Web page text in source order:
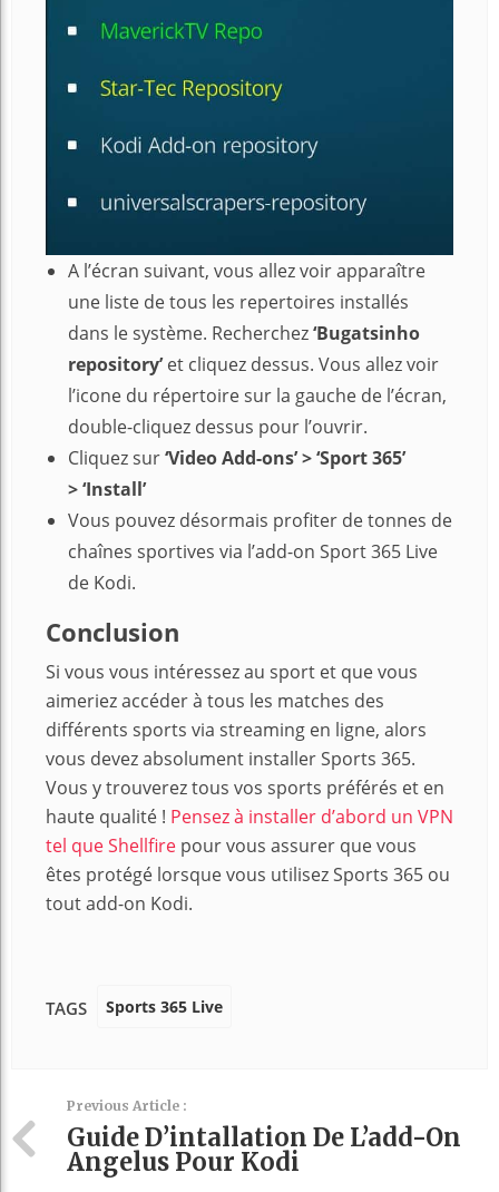
A l’écran suivant, vous allez voir apparaître
une liste de tous les repertoires installés
dans le système. Recherchez‘Bugatsinho
repository’et cliquez dessus. Vous allez voir
l’icone du répertoire sur la gauche de l’écran,
double-cliquez dessus pour l’ouvrir.
Cliquez sur‘Video Add-ons’ > ‘Sport 365’
> ‘Install’
Vous pouvez désormais profiter de tonnes de
chaînes sportives via l’add-on Sport 365 Live
de Kodi.
Conclusion
Si vous vous intéressez au sport et que vous
aimeriez accéder à tous les matches des
différents sports via streaming en ligne, alors
vous devez absolument installer Sports 365.
Vous y trouverez tous vos sports préférés et en
haute qualité ! Pensez à installer d’abord un VPN
tel que Shellfire pour vous assurer que vous
êtes protégé lorsque vous utilisez Sports 365 ou
tout add-on Kodi.
TAGS Sports 365 Live
Previous Article :
Guide D’intallation De L’add-On
Angelus Pour Kodi